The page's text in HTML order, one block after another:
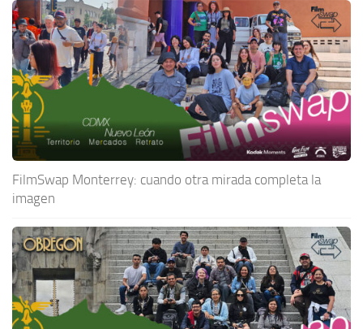
FilmSwap Monterrey: cuando otra mirada completa la
imagen